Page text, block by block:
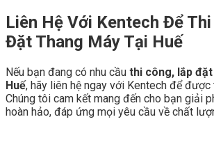
Liên Hệ Với Kentech Để
Đặt Thang Máy Tại Huế
Nếu bạn đang có nhu cầu thi công, lắp
Huế, hãy liên hệ ngay với Kentech để được
Chúng tôi cam kết mang đến cho bạn giải
hoàn hảo, đáp ứng mọi yêu cầu về chất